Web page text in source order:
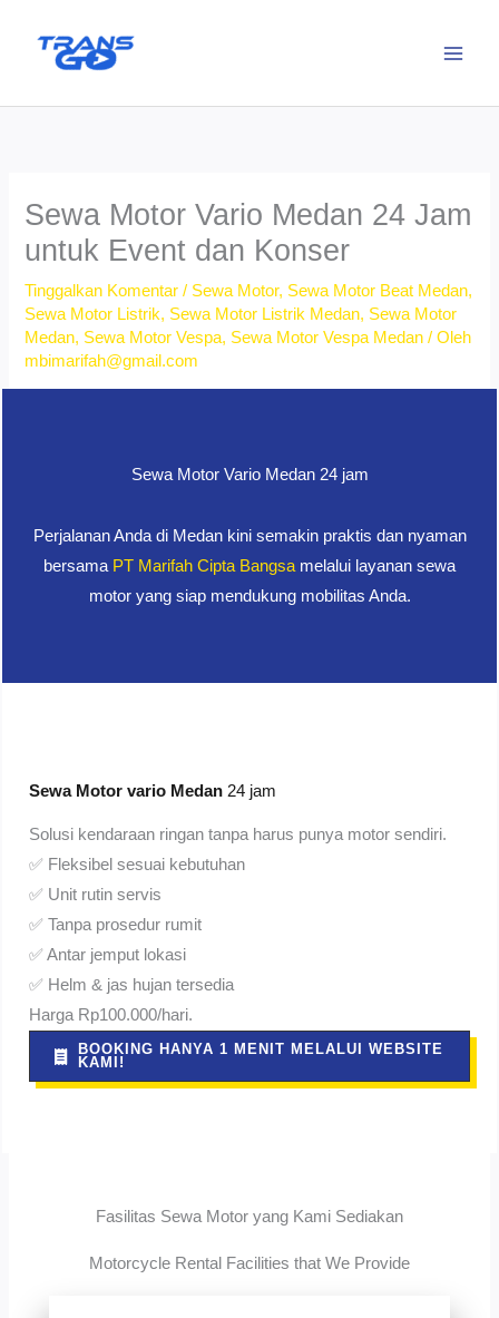
Sewa Motor Vario Medan 24 Jam
untuk Event dan Konser
Tinggalkan Komentar / Sewa Motor, Sewa Motor Beat Medan,
Sewa Motor Listrik, Sewa Motor Listrik Medan, Sewa Motor
Medan, Sewa Motor Vespa, Sewa Motor Vespa Medan / Oleh
mbimarifah@gmail.com
Sewa Motor Vario Medan 24 jam
Perjalanan Anda di Medan kini semakin praktis dan nyaman
bersama PT Marifah Cipta Bangsa melalui layanan sewa
motor yang siap mendukung mobilitas Anda.
Sewa Motor vario Medan 24 jam
Solusi kendaraan ringan tanpa harus punya motor sendiri.
✅ Fleksibel sesuai kebutuhan
✅ Unit rutin servis
✅ Tanpa prosedur rumit
✅ Antar jemput lokasi
✅ Helm & jas hujan tersedia
Harga Rp100.000/hari.
BOOKING HANYA 1 MENIT MELALUI WEBSITE
KAMI!
Fasilitas Sewa Motor yang Kami Sediakan
Motorcycle Rental Facilities that We Provide